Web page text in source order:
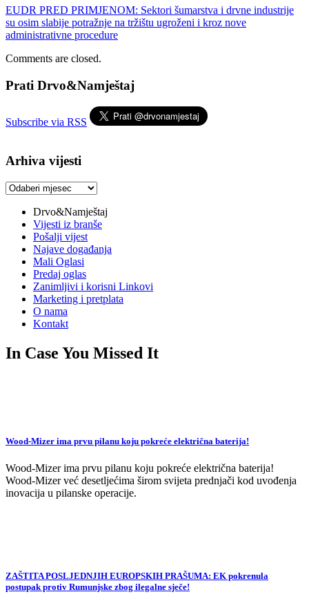
EUDR PRED PRIMJENOM: Sektori šumarstva i drvne industrije
su osim slabije potražnje na tržištu ugroženi i kroz nove
administrativne procedure
Comments are closed.
Prati Drvo&Namještaj
Subscribe via RSS
Arhiva vijesti
Arhiva
Drvo&Namještaj
Vijesti iz branše
Pošalji vijest
Najave događanja
Mali Oglasi
Predaj oglas
Zanimljivi i korisni Linkovi
Marketing i pretplata
O nama
Kontakt
In Case You Missed It
Wood-Mizer ima prvu pilanu koju pokreće električna baterija!
Wood-Mizer ima prvu pilanu koju pokreće električna baterija!
Wood-Mizer već desetljećima širom svijeta prednjači kod uvođenja
inovacija u pilanske operacije.
ZAŠTITA POSLJEDNJIH EUROPSKIH PRAŠUMA: EK pokrenula
postupak protiv Rumunjske zbog ilegalne sječe!